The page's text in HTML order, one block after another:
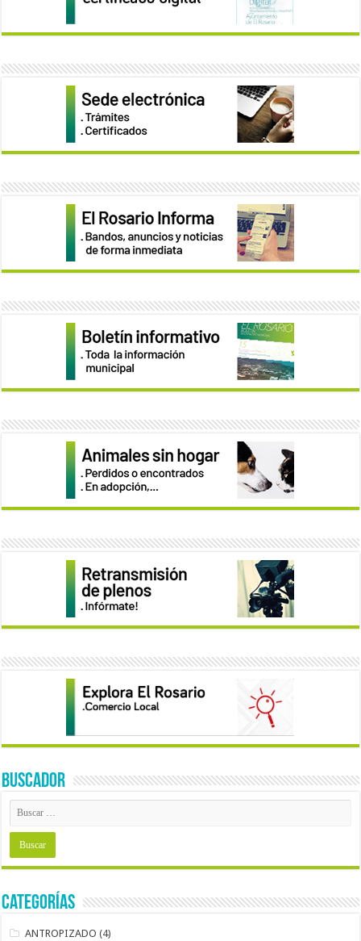
BUSCADOR
Categorías
ANTROPIZADO (4)